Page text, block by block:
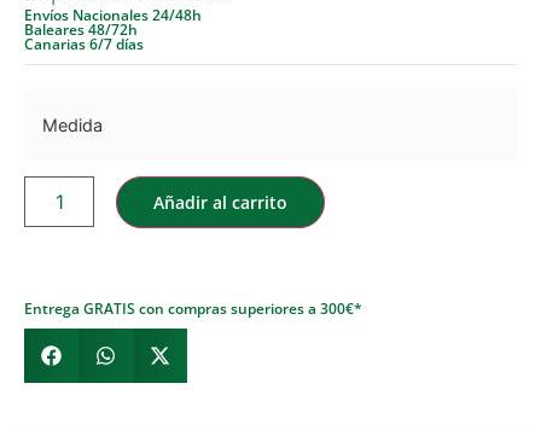
Envíos Nacionales 24/48h
Baleares 48/72h
Canarias 6/7 días
Medida
Añadir al carrito
Entrega GRATIS con compras superiores a 300€*